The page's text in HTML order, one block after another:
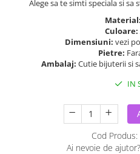
Alege sa te simti speciala si
Material:
Culoare:
Dimensiuni: vezi
Pietre:
Ambalaj: Cutie bijuterii si
IN
Cod Produs:
Ai nevoie de ajutor?